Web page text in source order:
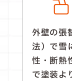
外壁の張
法）で雪
性・断熱
で塗装よ